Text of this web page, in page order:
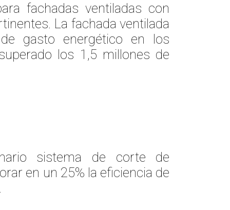
fachadas ventiladas con
La fachada ventilada
gasto energético en los
los 1,5 millones de
sistema de corte de
en un 25% la eficiencia de